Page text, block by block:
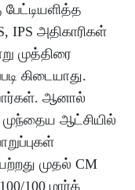
IPS அதிகாரிகள்
முத்திரை
கிடையாது.
ஆனால்
ஆட்சியில்
முதல் CM
100 மார்க்